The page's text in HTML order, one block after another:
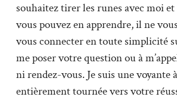
souhaitez tirer les runes avec moi
vous pouvez en apprendre, il ne
vous connecter en toute simplicité
me poser votre question ou à
ni rendez-vous. Je suis une voyante
entièrement tournée vers votre